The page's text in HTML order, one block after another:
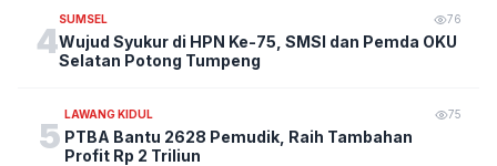
4
SUMSEL 76
Wujud Syukur di HPN Ke-75, SMSI dan Pemda OKU
Selatan Potong Tumpeng
5
LAWANG KIDUL 75
PTBA Bantu 2628 Pemudik, Raih Tambahan
Profit Rp 2 Triliun